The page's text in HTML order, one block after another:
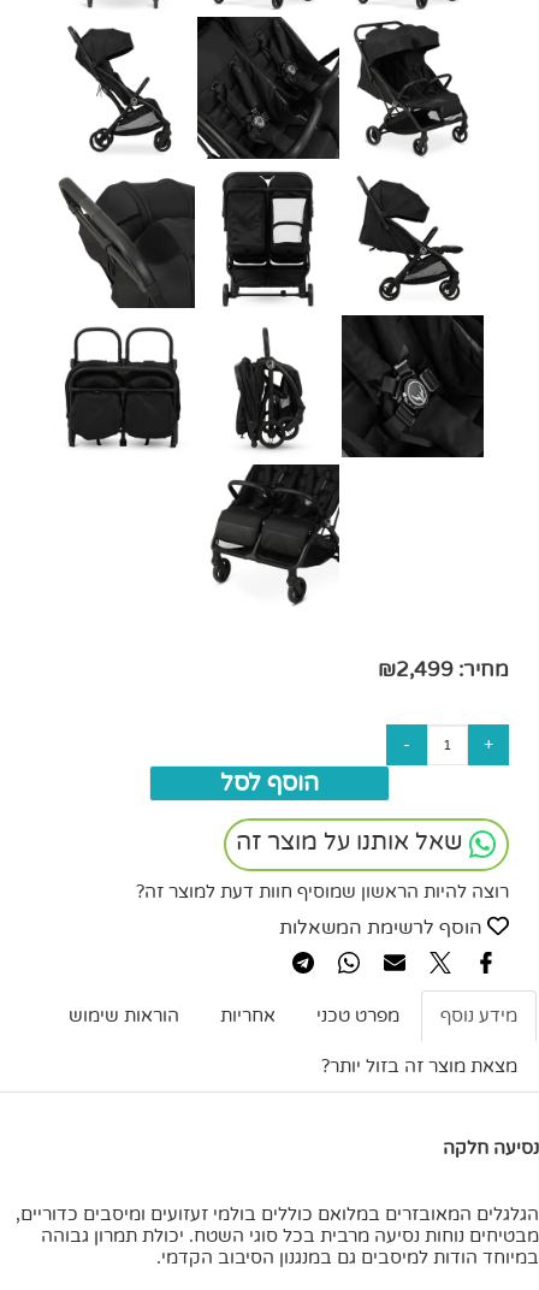
מחיר: ₪2,499
הוסף לסל
שאל אותנו על מוצר זה
רוצה להיות הראשון שמוסיף חוות דעת למוצר זה?
הוסף לרשימת המשאלות
מידע נוסף מפרט טכני אחריות הוראות שימוש
מצאת מוצר זה בזול יותר?
נסיעה חלקה
הגלגלים המאובזרים במלואם כוללים בולמי זעזועים ומיסבים כדוריים,
מבטיחים נוחות נסיעה מרבית בכל סוגי השטח. יכולת תמרון גבוהה
במיוחד הודות למיסבים גם במנגנון הסיבוב הקדמי.